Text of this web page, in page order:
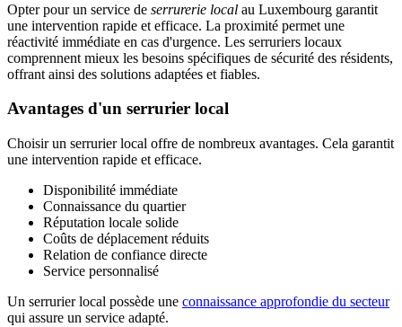
Opter pour un service de serrurerie local au Luxembourg garantit
une intervention rapide et efficace. La proximité permet une
réactivité immédiate en cas d'urgence. Les serruriers locaux
comprennent mieux les besoins spécifiques de sécurité des résidents,
offrant ainsi des solutions adaptées et fiables.
Avantages d'un serrurier local
Choisir un serrurier local offre de nombreux avantages. Cela garantit
une intervention rapide et efficace.
Disponibilité immédiate
Connaissance du quartier
Réputation locale solide
Coûts de déplacement réduits
Relation de confiance directe
Service personnalisé
Un serrurier local possède une connaissance approfondie du secteur
qui assure un service adapté.